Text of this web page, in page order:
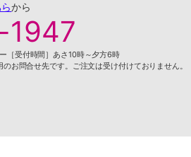
らから
［受付時間］あさ10時～夕方6時
お問合せ先です。ご注文は受け付けておりません。